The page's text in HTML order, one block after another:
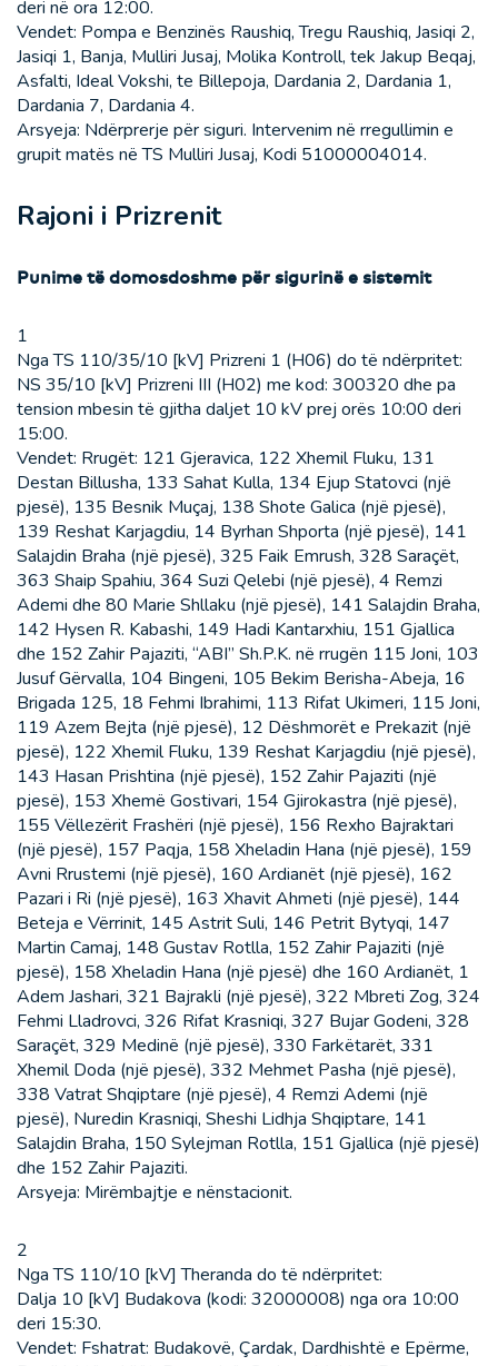
deri në ora 12:00.
Vendet: Pompa e Benzinës Raushiq, Tregu Raushiq, Jasiqi 2,
Jasiqi 1, Banja, Mulliri Jusaj, Molika Kontroll, tek Jakup Beqaj,
Asfalti, Ideal Vokshi, te Billepoja, Dardania 2, Dardania 1,
Dardania 7, Dardania 4.
Arsyeja: Ndërprerje për siguri. Intervenim në rregullimin e
grupit matës në TS Mulliri Jusaj, Kodi 51000004014.
Rajoni i Prizrenit
Punime të domosdoshme për sigurinë e sistemit
1
Nga TS 110/35/10 [kV] Prizreni 1 (H06) do të ndërpritet:
NS 35/10 [kV] Prizreni III (H02) me kod: 300320 dhe pa
tension mbesin të gjitha daljet 10 kV prej orës 10:00 deri
15:00.
Vendet: Rrugët: 121 Gjeravica, 122 Xhemil Fluku, 131
Destan Billusha, 133 Sahat Kulla, 134 Ejup Statovci (një
pjesë), 135 Besnik Muçaj, 138 Shote Galica (një pjesë),
139 Reshat Karjagdiu, 14 Byrhan Shporta (një pjesë), 141
Salajdin Braha (një pjesë), 325 Faik Emrush, 328 Saraçët,
363 Shaip Spahiu, 364 Suzi Qelebi (një pjesë), 4 Remzi
Ademi dhe 80 Marie Shllaku (një pjesë), 141 Salajdin Braha,
142 Hysen R. Kabashi, 149 Hadi Kantarxhiu, 151 Gjallica
dhe 152 Zahir Pajaziti, “ABI” Sh.P.K. në rrugën 115 Joni, 103
Jusuf Gërvalla, 104 Bingeni, 105 Bekim Berisha-Abeja, 16
Brigada 125, 18 Fehmi Ibrahimi, 113 Rifat Ukimeri, 115 Joni,
119 Azem Bejta (një pjesë), 12 Dëshmorët e Prekazit (një
pjesë), 122 Xhemil Fluku, 139 Reshat Karjagdiu (një pjesë),
143 Hasan Prishtina (një pjesë), 152 Zahir Pajaziti (një
pjesë), 153 Xhemë Gostivari, 154 Gjirokastra (një pjesë),
155 Vëllezërit Frashëri (një pjesë), 156 Rexho Bajraktari
(një pjesë), 157 Paqja, 158 Xheladin Hana (një pjesë), 159
Avni Rrustemi (një pjesë), 160 Ardianët (një pjesë), 162
Pazari i Ri (një pjesë), 163 Xhavit Ahmeti (një pjesë), 144
Beteja e Vërrinit, 145 Astrit Suli, 146 Petrit Bytyqi, 147
Martin Camaj, 148 Gustav Rotlla, 152 Zahir Pajaziti (një
pjesë), 158 Xheladin Hana (një pjesë) dhe 160 Ardianët, 1
Adem Jashari, 321 Bajrakli (një pjesë), 322 Mbreti Zog, 324
Fehmi Lladrovci, 326 Rifat Krasniqi, 327 Bujar Godeni, 328
Saraçët, 329 Medinë (një pjesë), 330 Farkëtarët, 331
Xhemil Doda (një pjesë), 332 Mehmet Pasha (një pjesë),
338 Vatrat Shqiptare (një pjesë), 4 Remzi Ademi (një
pjesë), Nuredin Krasniqi, Sheshi Lidhja Shqiptare, 141
Salajdin Braha, 150 Sylejman Rotlla, 151 Gjallica (një pjesë)
dhe 152 Zahir Pajaziti.
Arsyeja: Mirëmbajtje e nënstacionit.
2
Nga TS 110/10 [kV] Theranda do të ndërpritet:
Dalja 10 [kV] Budakova (kodi: 32000008) nga ora 10:00
deri 15:30.
Vendet: Fshatrat: Budakovë, Çardak, Dardhishtë e Epërme,